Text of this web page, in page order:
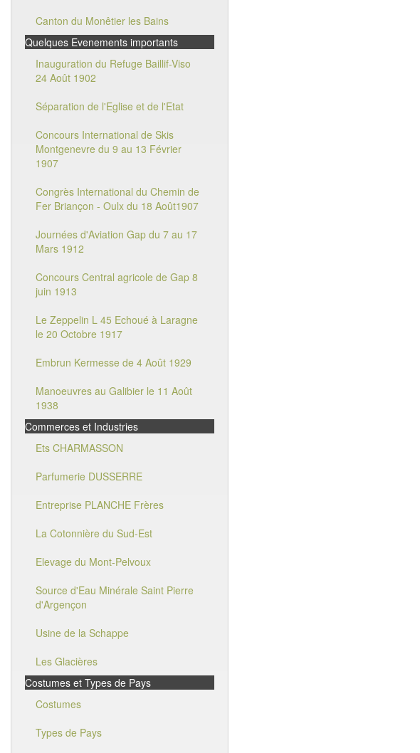
Canton du Monêtier les Bains
Quelques Evenements importants
Inauguration du Refuge Baillif-Viso
24 Août 1902
Séparation de l'Eglise et de l'Etat
Concours International de Skis
Montgenevre du 9 au 13 Février
1907
Congrès International du Chemin de
Fer Briançon - Oulx du 18 Août1907
Journées d'Aviation Gap du 7 au 17
Mars 1912
Concours Central agricole de Gap 8
juin 1913
Le Zeppelin L 45 Echoué à Laragne
le 20 Octobre 1917
Embrun Kermesse de 4 Août 1929
Manoeuvres au Galibier le 11 Août
1938
Commerces et Industries
Ets CHARMASSON
Parfumerie DUSSERRE
Entreprise PLANCHE Frères
La Cotonnière du Sud-Est
Elevage du Mont-Pelvoux
Source d'Eau Minérale Saint Pierre
d'Argençon
Usine de la Schappe
Les Glacières
Costumes et Types de Pays
Costumes
Types de Pays